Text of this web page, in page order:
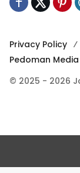
Privacy Policy
Pedoman Media
© 2025 - 2026